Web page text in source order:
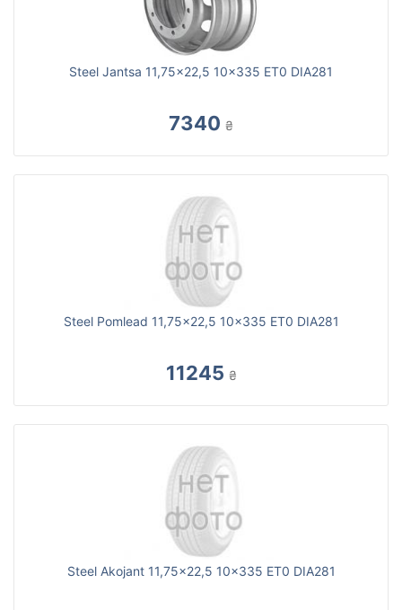
Steel Jantsa 11,75x22,5 10x335 ET0 DIA281
7340 ₴
Steel Pomlead 11,75x22,5 10x335 ET0 DIA281
11245 ₴
Steel Akojant 11,75x22,5 10x335 ET0 DIA281